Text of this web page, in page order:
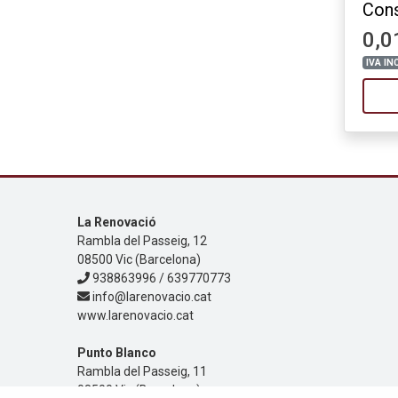
IVA
La Renovació
Rambla del Passeig, 12
08500 Vic (Barcelona)
938863996 / 639770773
info@larenovacio.cat
www.larenovacio.cat
Punto Blanco
Rambla del Passeig, 11
08500 Vic (Barcelona)